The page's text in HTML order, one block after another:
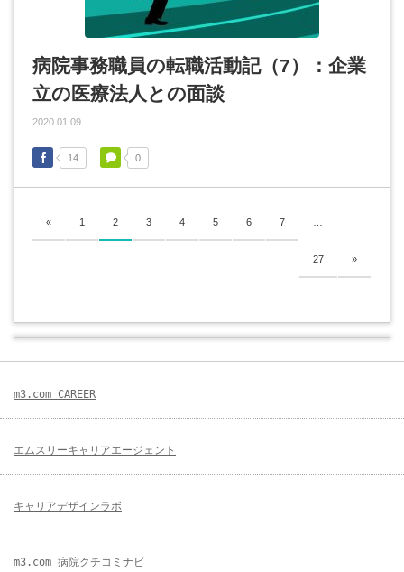
病院事務職員の転職活動記（7）：企業
立の医療法人との面談
2020.01.09
14 0
« 1 2 3 4 5 6 7
27 »
m3.com CAREER
エムスリーキャリアエージェント
キャリアデザインラボ
m3.com 病院クチコミナビ